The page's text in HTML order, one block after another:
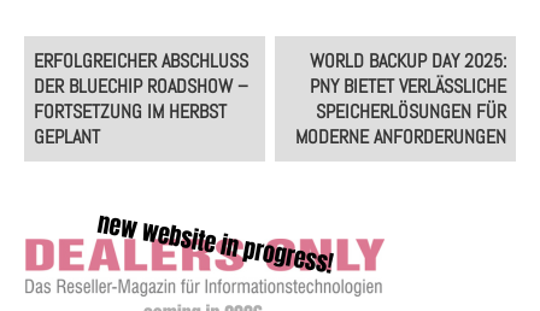
Post
navigation
ERFOLGREICHER ABSCHLUSS
DER BLUECHIP ROADSHOW –
FORTSETZUNG IM HERBST
GEPLANT
WORLD BACKUP DAY 2025:
PNY BIETET VERLÄSSLICHE
SPEICHERLÖSUNGEN FÜR
MODERNE ANFORDERUNGEN